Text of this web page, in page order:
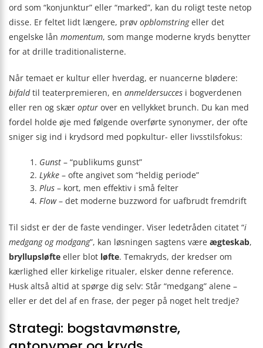
ord som “konjunktur” eller “marked”, kan du roligt teste netop
disse. Er feltet lidt længere, prøv opblomstringeller det
engelske lån momentum, som mange moderne kryds benytter
for at drille traditionalisterne.
Når temaet er kultur eller hverdag, er nuancerne blødere:
bifaldtil teaterpremieren, en anmeldersucces i bogverdenen
eller ren og skær optur over en vellykket brunch. Du kan med
fordel holde øje med følgende overførte synonymer, der ofte
sniger sig ind i krydsord med popkul­tur- eller livsstilsfokus:
Gunst – “publikums gunst”
Lykke – ofte angivet som “heldig periode”
Plus – kort, men effektiv i små felter
Flow– det moderne buzzword for uafbrudt fremdrift
Til sidst er der de faste vendinger. Viser lede­tråden citatet “i
medgang og modgang”, kan løsningen sagtens være ægteskab,
bryllupsløfte eller blot løfte. Temakryds, der kredser om
kærlighed eller kirkelige ritualer, elsker denne reference.
Husk altså altid at spørge dig selv: Står “medgang” alene –
eller er det del af en frase, der peger på noget helt tredje?
Strategi: bogstavmønstre,